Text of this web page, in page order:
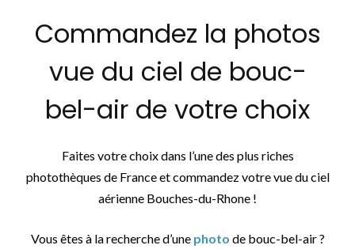
Commandez la photos
vue du ciel de bouc-
bel-air de votre choix
Faites votre choix dans l’une des plus riches
photothèques de France et commandez votre vue du ciel
aérienne Bouches-du-Rhone !
Vous êtes à la recherche d’une photo de bouc-bel-air ?